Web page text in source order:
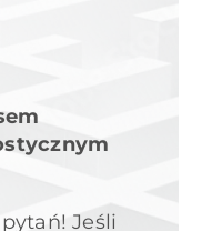
Jeśli